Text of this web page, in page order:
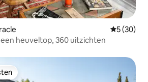
5 (30)
heuveltop, 360 uitzichten